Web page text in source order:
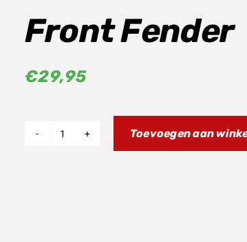
Front Fender
€29,95
Toevoegen aan